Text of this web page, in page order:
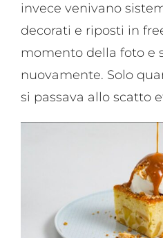
invece venivano
decorati e riposti in
momento della foto e
nuovamente. Solo
si passava allo scatto